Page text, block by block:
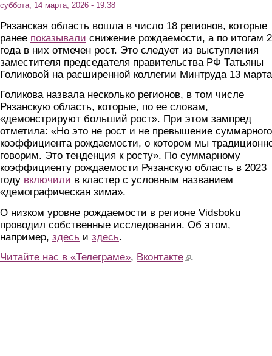
суббота, 14 марта, 2026 - 19:38
Рязанская область вошла в число 18 регионов, которые
ранее показывали снижение рождаемости, а по итогам
года в них отмечен рост. Это следует из выступления
заместителя председателя правительства РФ Татьяны
Голиковой на расширенной коллегии Минтруда 13
Голикова назвала несколько регионов, в том числе
Рязанскую область, которые, по ее словам,
«демонстрируют больший рост». При этом зампред
отметила: «Но это не рост и не превышение суммарного
коэффициента рождаемости, о котором мы
говорим. Это тенденция к росту». По суммарному
коэффициенту рождаемости Рязанскую область в 2023
году включили в кластер с условным названием
«демографическая зима».
О низком уровне рождаемости в регионе Vidsboku
проводил собственные исследования. Об этом,
например, здесь и здесь.
Читайте нас в «Телеграме», Вконтакте(link is external)
.